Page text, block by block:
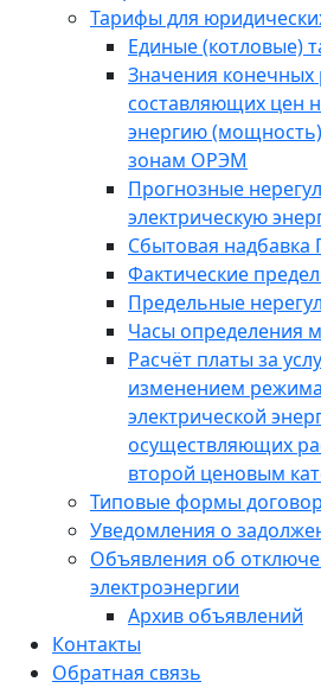
Тарифы для
Единые (котловые)
Значения конечных
составляющих цен
энергию
зонам ОРЭМ
Прогнозные
электрическую
Сбытовая надбавка
Фактические
Предельные
Часы определения
Расчёт платы за
изменением
электрической
осуществляющих
второй ценовым
Типовые формы
Уведомления о
Объявления об
электроэнергии
Архив объявлений
Контакты
Обратная связь